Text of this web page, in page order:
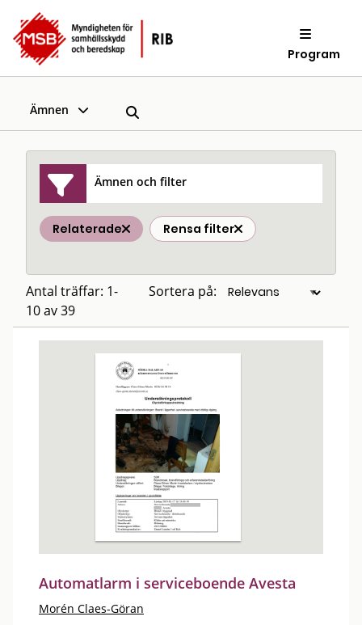
Program
Ämnen
Ämnen och filter
Relaterade Rensa filter
Antal träffar: 1-
10 av 39
Sortera på:
Automatlarm i serviceboende Avesta
Morén Claes-Göran